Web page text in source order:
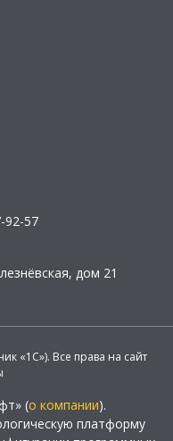
92-57
дом 21
«1С»). Все права на сайт
(о компании).
платформу